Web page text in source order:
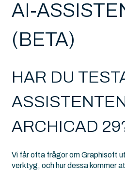
AI-
(BETA)
HAR DU
ARCHICAD
Vi får ofta frågor om Graphisoft
verktyg, och hur dessa kommer